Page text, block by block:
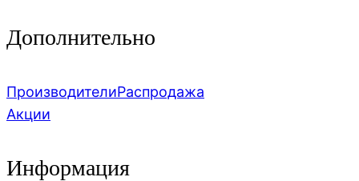
Дополнительно
ПроизводителиРаспродажа
Акции
Информация